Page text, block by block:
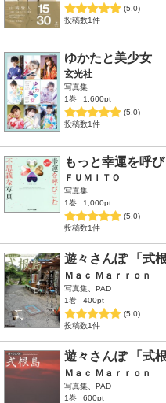
(5.0)
投稿数1件
ゆかたと美少女
玄光社
写真集
1巻
1,600pt
(5.0)
投稿数1件
もっと幸運を呼
ＦＵＭＩＴＯ
写真集
1巻
1,000pt
(5.0)
投稿数1件
遊々さんぽ 「式
Ｍａｃ Ｍａｒｒｏｎ
写真集、PAD
1巻
400pt
(5.0)
投稿数1件
遊々さんぽ 「式
Ｍａｃ Ｍａｒｒｏｎ
写真集、PAD
1巻
600pt